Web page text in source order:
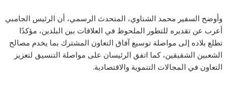
وأوضح السفير محمد الشناوي، المتحدث الرسمي، أن الرئيس الجامبي
أعرب عن تقديره للتطور الملحوظ في العلاقات بين البلدين، مؤكدًا
تطلع بلاده إلى مواصلة توسيع آفاق التعاون المشترك بما يخدم مصالح
الشعبين الشقيقين، كما اتفق الرئيسان على مواصلة التنسيق لتعزيز
التعاون في المجالات التنموية والاقتصادية.